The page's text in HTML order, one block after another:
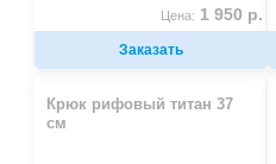
Цена: 1 950 р.
Заказать
Крюк рифовый титан 37
см